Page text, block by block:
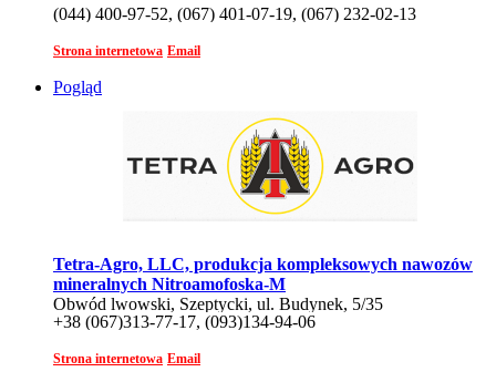
(044) 400-97-52, (067) 401-07-19, (067) 232-02-13
Strona internetowa Email
Pogląd
Tetra-Agro, LLC, produkcja kompleksowych nawozów
mineralnych Nitroamofoska-M
Obwód lwowski, Szeptycki, ul. Budynek, 5/35
+38 (067)313-77-17, (093)134-94-06
Strona internetowa Email